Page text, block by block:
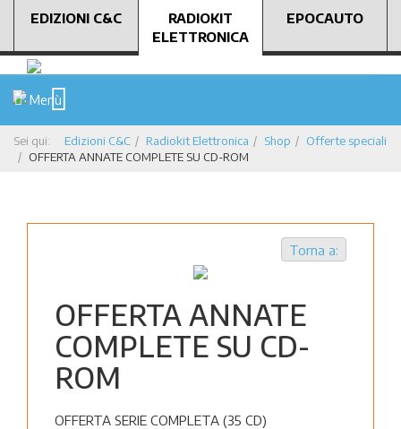
EDIZIONI C&C
RADIOKIT
ELETTRONICA
EPOCAUTO
Menù
Sei qui: Edizioni C&C Radiokit Elettronica Shop
Offerte speciali
OFFERTA ANNATE COMPLETE SU CD-ROM
Torna a:
OFFERTA ANNATE
COMPLETE SU CD-
ROM
OFFERTA SERIE COMPLETA (35 CD)